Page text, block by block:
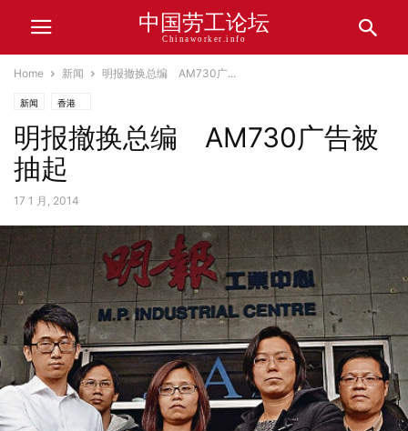
中国劳工论坛
Chinaworker.info
Home 新闻 明报撤换总编 AM730广...
新闻 香港
明报撤换总编 AM730广告被
抽起
17 1 月, 2014